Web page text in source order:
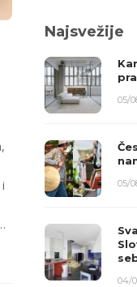
Najsvežije
05/
05/
04/